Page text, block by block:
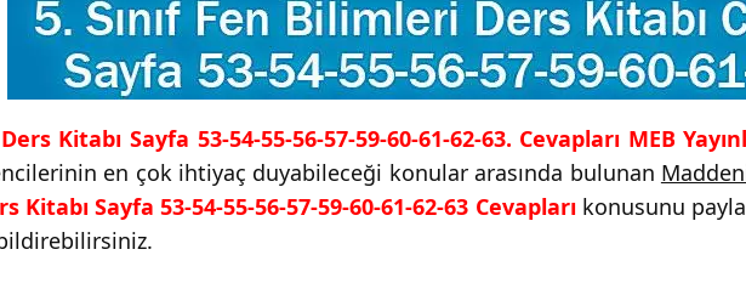
Kitabı Sayfa 53-54-55-56-57-59-60-61-62-63. Cevapları MEB
en çok ihtiyaç duyabileceği konular arasında bulunan
Kitabı Sayfa 53-54-55-56-57-59-60-61-62-63 Cevaplarıkonusunu